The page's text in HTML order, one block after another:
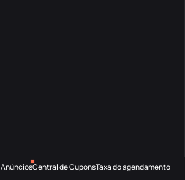
AnúnciosCentral de CuponsTaxa do agendamento